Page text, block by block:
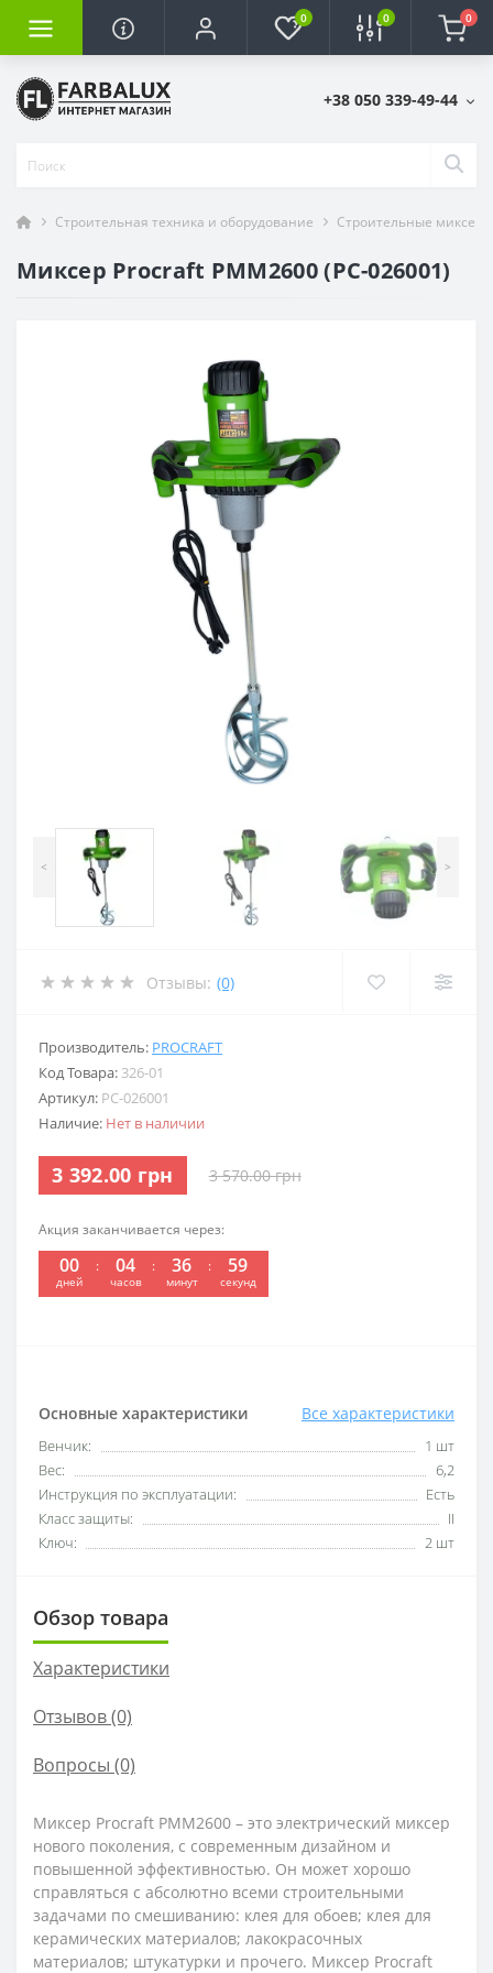
0 0 0
+38 050 339-49-44
Строительная техника и оборудование Строительные миксеры
Миксер Procraft PMM2600 (PC-026001)
< >
Отзывы: (0)
Производитель: PROCRAFT
Код Товара: 326-01
Артикул: PC-026001
Наличие: Нет в наличии
3 392.00 грн 3 570.00 грн
Акция заканчивается через:
00
дней
: 04
часов
: 36
минут
: 59
секунд
Основные характеристики Все характеристики
Венчик:
1 шт
Вес:
6,2
Инструкция по эксплуатации:
Есть
Класс защиты:
II
Ключ:
2 шт
Обзор товара
Характеристики
Отзывов (0)
Вопросы (0)
Миксер Procraft PMM2600 – это электрический миксер
нового поколения, с современным дизайном и
повышенной эффективностью. Он может хорошо
справляться с абсолютно всеми строительными
задачами по смешиванию: клея для обоев; клея для
керамических материалов; лакокрасочных
материалов; штукатурки и прочего. Миксер Procraft